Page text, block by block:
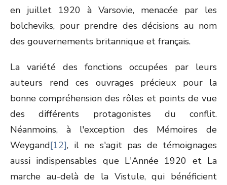
en juillet 1920 à Varsovie, menacée par les
bolcheviks, pour prendre des décisions au nom
des gouvernements britannique et français.
La variété des fonctions occupées par leurs
auteurs rend ces ouvrages précieux pour la
bonne compréhension des rôles et points de vue
des différents protagonistes du conflit.
Néanmoins, à l'exception des Mémoires de
Weygand[12], il ne s'agit pas de témoignages
aussi indispensables que L'Année 1920 et La
marche au-delà de la Vistule, qui bénéficient